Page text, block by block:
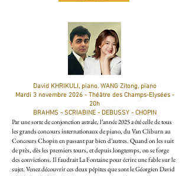
David KHRIKULI, piano. WANG Zitong, piano
Mardi 3 novembre 2026 - Théâtre des Champs-Elysées -
20h
BRAHMS - SCRIABINE - DEBUSSY - CHOPIN
Par une sorte de conjonction astrale, l’année 2025 a été celle de tous
les grands concours internationaux de piano, du Van Cliburn au
Concours Chopin en passant par bien d’autres. Quand on les suit
de près, dès les premiers tours, et depuis longtemps, on se forge
des convictions. Il faudrait La Fontaine pour écrire une fable sur le
sujet. Venez découvrir ces deux pépites que sont le Géorgien David